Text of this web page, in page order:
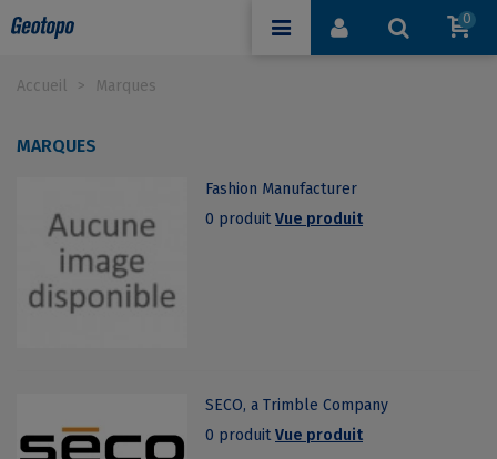
0
Accueil > Marques
MARQUES
Fashion Manufacturer
0 produit Vue produit
SECO, a Trimble Company
0 produit Vue produit